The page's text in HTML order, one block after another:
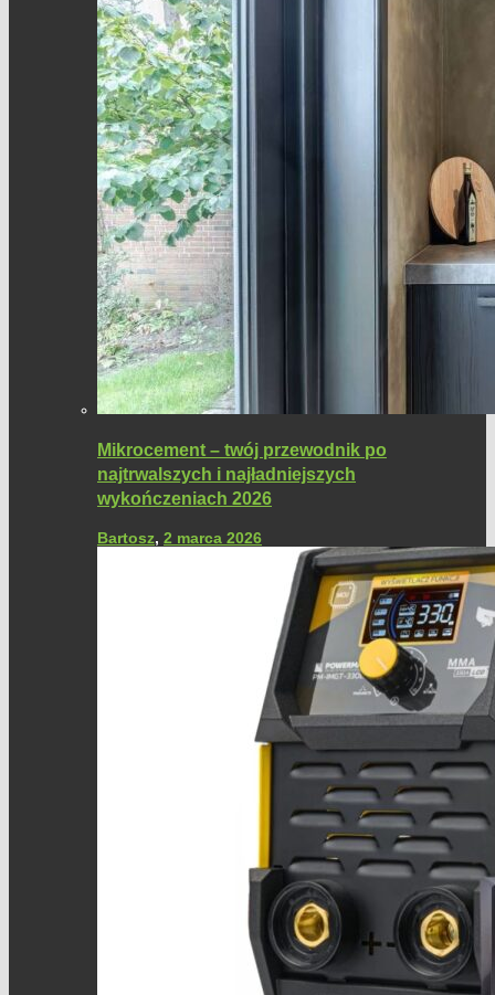
Mikrocement – twój przewodnik po
najtrwalszych i najładniejszych
wykończeniach 2026
Bartosz, 2 marca 2026